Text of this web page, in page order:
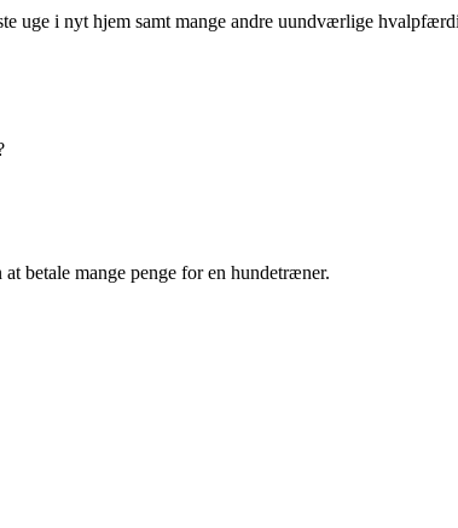
uge i nyt hjem samt mange andre uundværlige
betale mange penge for en hundetræner.